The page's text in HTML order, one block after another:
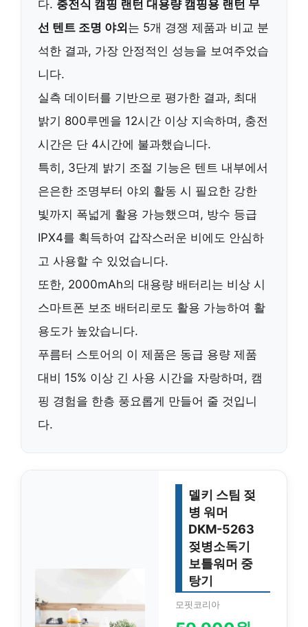
다. 충전식 캠핑 랜턴 대용량 캠핑용 랜턴 무
선 텐트 조명 야외 는 5개 경쟁 제품과 비교 분
석한 결과, 가장 안정적인 성능을 보여주었습
니다.
실측 데이터를 기반으로 평가한 결과, 최대
밝기 800루멘을 12시간 이상 지속하며, 충전
시간은 단 4시간에 불과했습니다.
특히, 3단계 밝기 조절 기능은 텐트 내부에서
은은한 조명부터 야외 활동 시 필요한 강한
빛까지 폭넓게 활용 가능했으며, 방수 등급
IPX4를 획득하여 갑작스러운 비에도 안심하
고 사용할 수 있었습니다.
또한, 2000mAh의 대용량 배터리는 비상 시
스마트폰 보조 배터리로도 활용 가능하여 활
용도가 높았습니다.
푸름터 스토어의 이 제품은 동급 용량 제품
대비 15% 이상 긴 사용 시간을 자랑하며, 캠
핑 경험을 한층 풍요롭게 만들어 줄 것입니
다.
델키 스팀 젖
병 워머
DKM-5263
젖병소독기
보틀워머 중
탕기
모핏코리아